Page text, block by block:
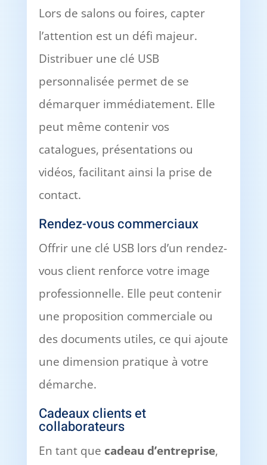
Lors de salons ou foires, capter
l’attention est un défi majeur.
Distribuer une clé USB
personnalisée permet de se
démarquer immédiatement. Elle
peut même contenir vos
catalogues, présentations ou
vidéos, facilitant ainsi la prise de
contact.
Rendez-vous commerciaux
Offrir une clé USB lors d’un rendez-
vous client renforce votre image
professionnelle. Elle peut contenir
une proposition commerciale ou
des documents utiles, ce qui ajoute
une dimension pratique à votre
démarche.
Cadeaux clients et
collaborateurs
En tant que cadeau d’entreprise,